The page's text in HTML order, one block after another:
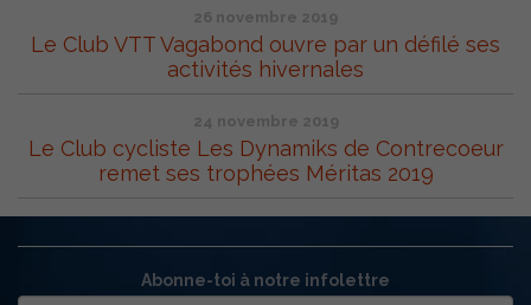
26 novembre 2019
Le Club VTT Vagabond ouvre par un défilé ses
activités hivernales
24 novembre 2019
Le Club cycliste Les Dynamiks de Contrecoeur
remet ses trophées Méritas 2019
Abonne-toi à notre infolettre